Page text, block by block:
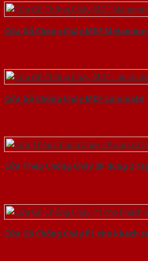
Cửa Gỗ Chống Cháy MDF
Cửa Gỗ Chống Cháy MDF Laminate
Cửa Thép Chống Cháy 2P dung 2
Cửa Gỗ Chống Cháy P1 cho khach